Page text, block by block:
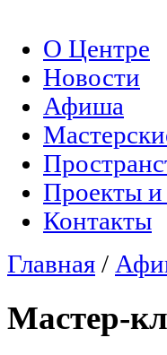
Главное меню
О Центре
Новости
Афиша
Проекты и
Контакты
Вы здесь
Главная /
Мастер-